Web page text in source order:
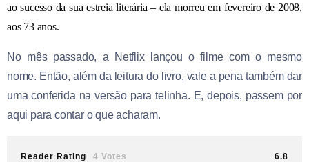
ao sucesso da sua estreia literária – ela morreu em fevereiro de 2008,
aos 73 anos.
No mês passado, a Netflix lançou o filme com o mesmo
nome. Então, além da leitura do livro, vale a pena também dar
uma conferida na versão para telinha. E, depois, passem por
aqui para contar o que acharam.
Reader Rating 4 Votes 6.8